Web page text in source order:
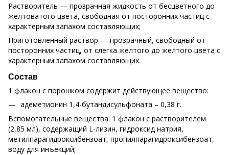
Растворитель — прозрачная жидкость от бесцветного до
желтоватого цвета, свободная от посторонних частиц с
характерным запахом составляющих;
Приготовленный раствор — прозрачный, свободный от
посторонних частиц, от слегка желтого до желтого цвета с
характерным запахом составляющих.
Состав
1 флакон с порошком содержит действующее вещество:
адеметионин 1,4-бутандисульфоната – 0,38 г.
Вспомогательные вещества: 1 флакон с растворителем
(2,85 мл), содержащий L-лизин, гидроксид натрия,
метилпарагидроксибензоат, пропилпарагидроксибензоат,
воду для инъекций;